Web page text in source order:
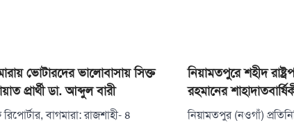
ভোটারদের ভালোবাসায় সিক্ত
প্রার্থী ডা. আব্দুল বারী
বাগমারা: রাজশাহী- ৪
নিয়ামতপুরে শহীদ
রহমানের
নিয়ামতপুর (নওগাঁ)